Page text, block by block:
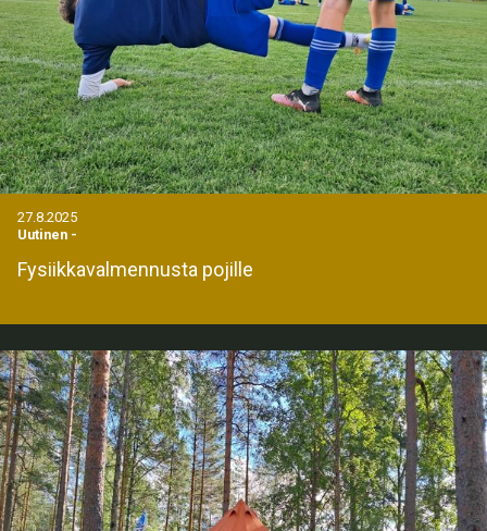
27.8.2025
Uutinen -
Fysiikkavalmennusta pojille